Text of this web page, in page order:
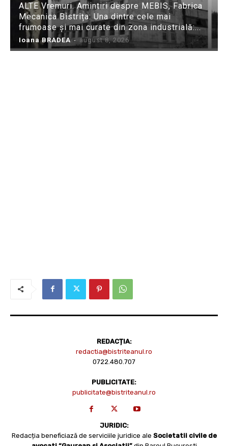
ALTE Vremuri. Amintiri despre MEBIS, Fabrica
Mecanica Bistrița: Una dintre cele mai
frumoase și mai curate din zona industrială:...
Ioana BRADEA - august 8, 2026
REDACȚIA:
redactia@bistriteanul.ro
0722.480.707
PUBLICITATE:
publicitate@bistriteanul.ro
JURIDIC:
Redacția beneficiază de serviciile juridice ale Societatii civile de